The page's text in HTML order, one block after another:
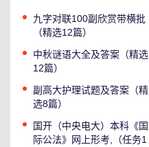
九字对联100副欣赏带横批
（精选12篇）
中秋谜语大全及答案（精选
12篇）
副高大护理试题及答案（精
选8篇）
国开（中央电大）本科《国
际公法》网上形考,（任务1